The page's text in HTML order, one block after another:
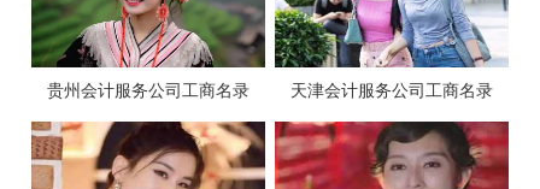
贵州会计服务公司工商名录 天津会计服务公司工商名录